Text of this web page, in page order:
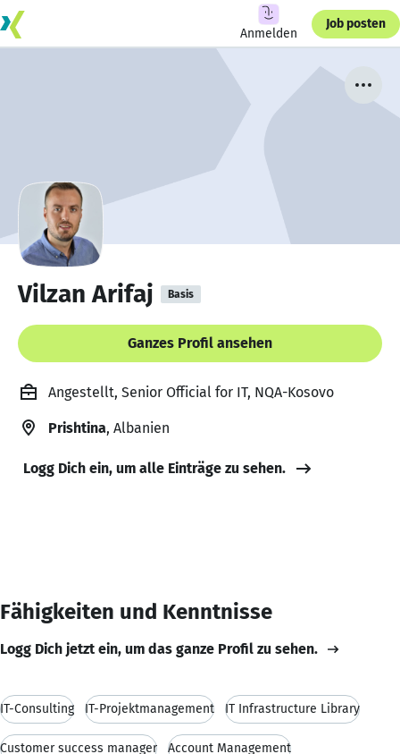
Anmelden
Job posten
Vilzan Arifaj Basis
Ganzes Profil ansehen
Angestellt, Senior Official for IT, NQA-Kosovo
Prishtina, Albanien
Logg Dich ein, um alle Einträge zu sehen.
Fähigkeiten und Kenntnisse
Logg Dich jetzt ein, um das ganze Profil zu sehen.
IT-Consulting IT-Projektmanagement IT Infrastructure Library
Customer success manager Account Management